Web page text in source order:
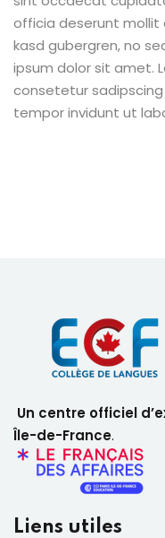
officia deserunt mollit
kasd gubergren, no
ipsum dolor sit amet.
consetetur
tempor invidunt ut
Un centre officiel
Île-de-France.
Liens utiles